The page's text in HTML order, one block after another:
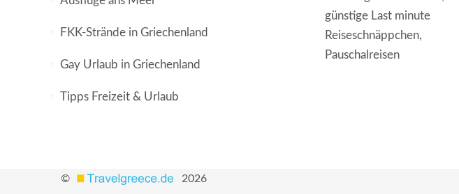
FKK-Strände in Griechenland
Gay Urlaub in Griechenland
Tipps Freizeit & Urlaub
günstige Last minute
Reiseschnäppchen,
Pauschalreisen
© 2026